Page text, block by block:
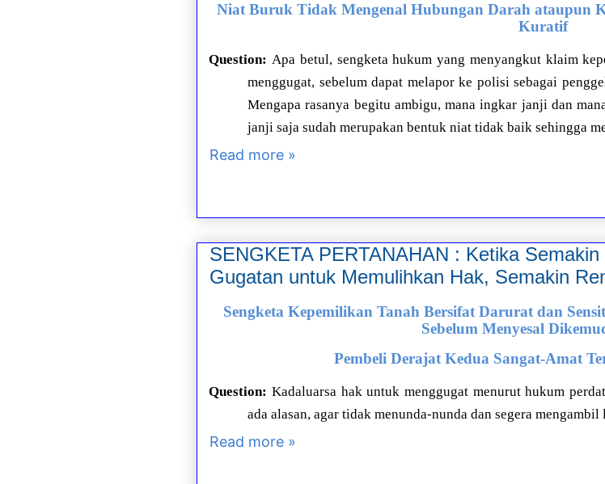
Niat Buruk Tidak Mengenal Hubungan Darah ataupun
Kuratif
Question: Apa betul, sengketa hukum yang menyangkut klaim
menggugat, sebelum dapat melapor ke polisi sebagai
Mengapa rasanya begitu ambigu, mana ingkar janji dan
janji saja sudah merupakan bentuk niat tidak baik sehingga
Read more »
SENGKETA PERTANAHAN : Ketika
Gugatan untuk Memulihkan Hak, Semakin
Sengketa Kepemilikan Tanah Bersifat Darurat dan
Sebelum Menyesal
Pembeli Derajat Kedua Sangat-Amat
Question: Kadaluarsa hak untuk menggugat menurut hukum
ada alasan, agar tidak menunda-nunda dan segera
Read more »